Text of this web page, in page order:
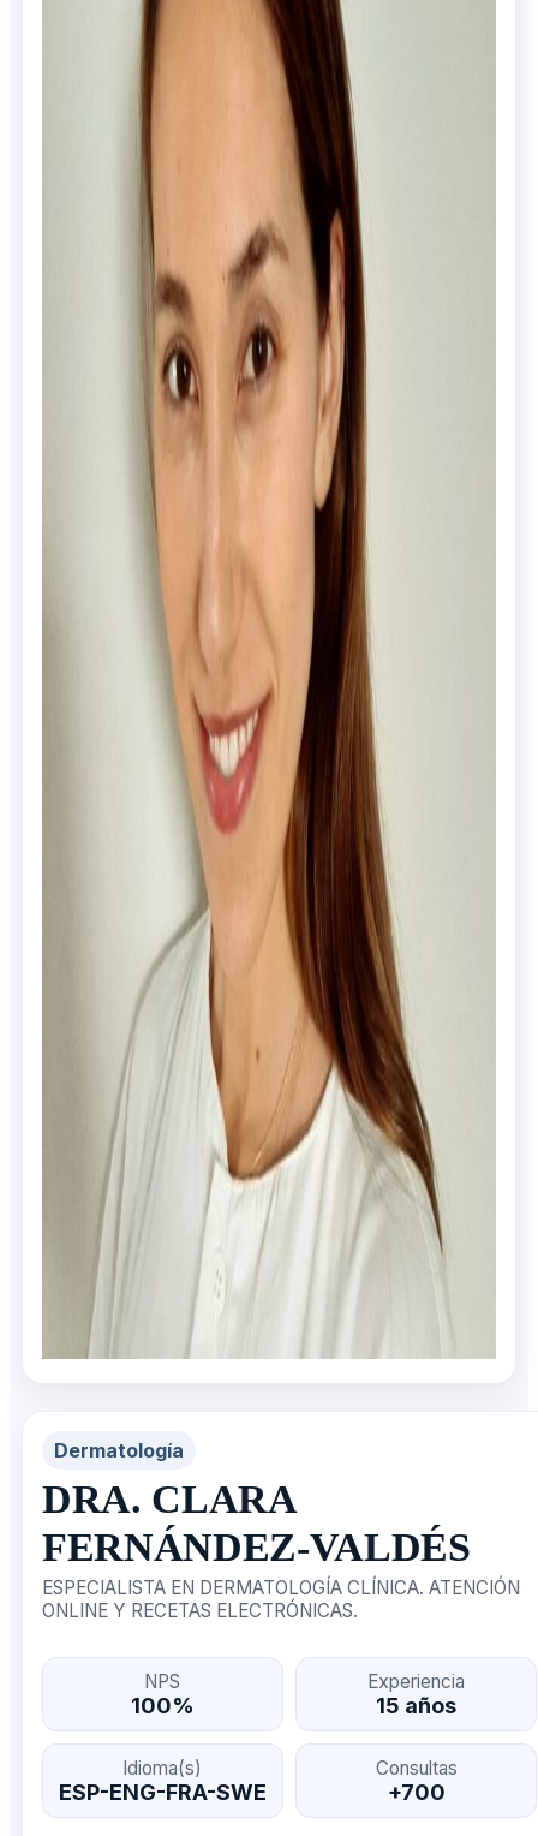
Dermatología
DRA. CLARA
FERNÁNDEZ-VALDÉS
ESPECIALISTA EN DERMATOLOGÍA CLÍNICA. ATENCIÓN
ONLINE Y RECETAS ELECTRÓNICAS.
NPS
100%
Experiencia
15 años
Idioma(s)
ESP-ENG-FRA-SWE
Consultas
+700